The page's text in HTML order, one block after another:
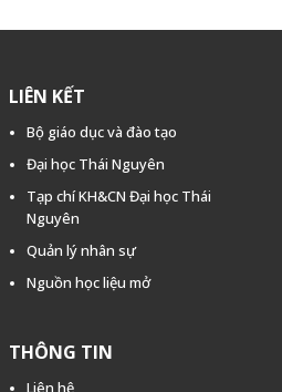
LIÊN KẾT
Bộ giáo dục và đào tạo
Đại học Thái Nguyên
Tạp chí KH&CN Đại học Thái
Nguyên
Quản lý nhân sự
Nguồn học liệu mở
THÔNG TIN
Liên hệ